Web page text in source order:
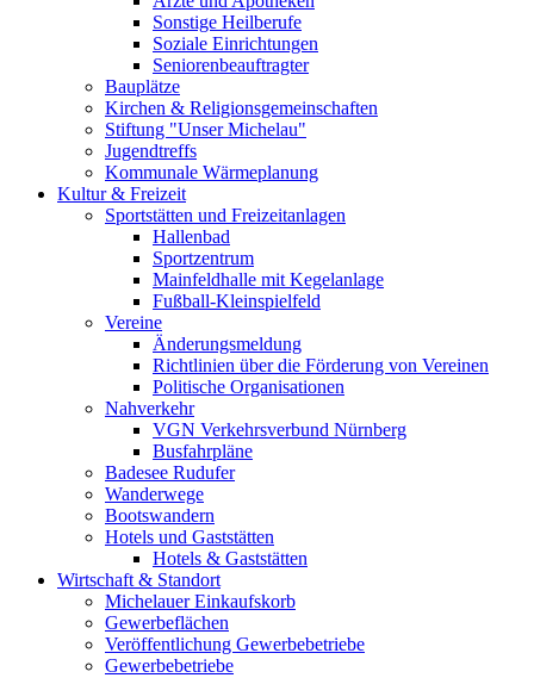
Sonstige Heilberufe
Soziale Einrichtungen
Seniorenbeauftragter
Bauplätze
Kirchen & Religionsgemeinschaften
Stiftung "Unser Michelau"
Jugendtreffs
Kommunale Wärmeplanung
Kultur & Freizeit
Sportstätten und Freizeitanlagen
Hallenbad
Sportzentrum
Mainfeldhalle mit Kegelanlage
Fußball-Kleinspielfeld
Vereine
Änderungsmeldung
Richtlinien über die Förderung von Vereinen
Politische Organisationen
Nahverkehr
VGN Verkehrsverbund Nürnberg
Busfahrpläne
Badesee Rudufer
Wanderwege
Bootswandern
Hotels und Gaststätten
Hotels & Gaststätten
Wirtschaft & Standort
Michelauer Einkaufskorb
Gewerbeflächen
Veröffentlichung Gewerbebetriebe
Gewerbebetriebe